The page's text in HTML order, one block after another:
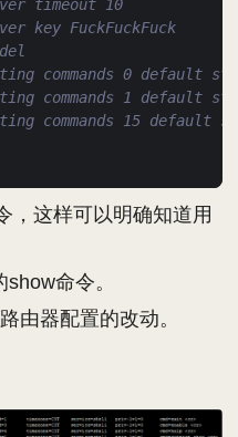
timeout 10
key FuckFuckFuck
commands 0 default
commands 1 default
commands 15
，这样可以明确知道用
命令。
由器配置的改动。